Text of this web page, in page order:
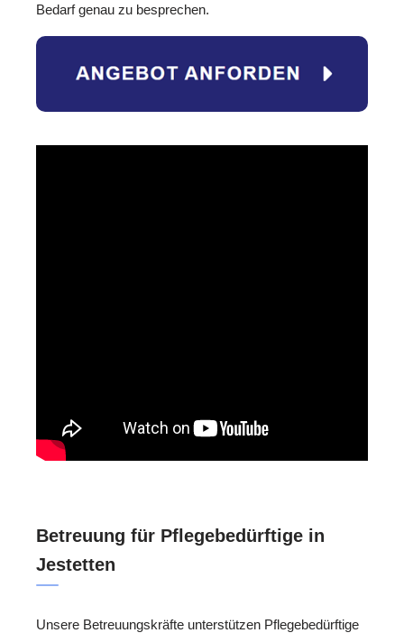
Bedarf genau zu besprechen.
Betreuung für Pflegebedürftige in
Jestetten
Unsere Betreuungskräfte unterstützen Pflegebedürftige